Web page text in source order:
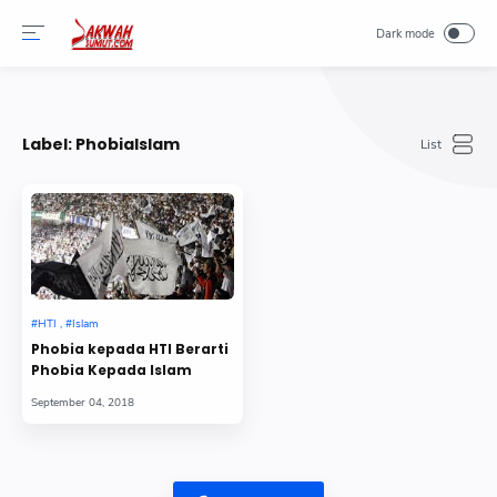
Label: PhobiaIslam
Phobia kepada HTI Berarti
Phobia Kepada Islam